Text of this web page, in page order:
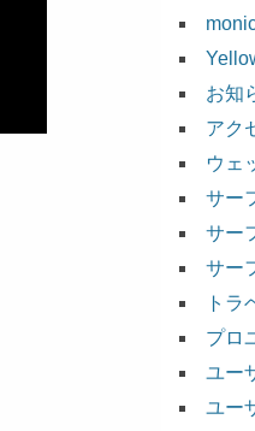
お知
アク
ウェ
サー
サー
サー
トラ
プロ
ユー
ユー